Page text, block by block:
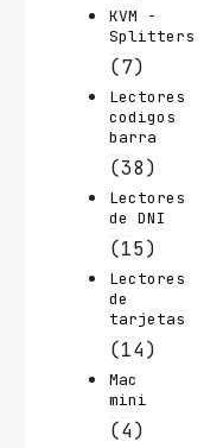
KVM -
Splitters
(7)
Lectores
codigos
barra
(38)
Lectores
de DNI
(15)
Lectores
de
tarjetas
(14)
Mac
mini
(4)